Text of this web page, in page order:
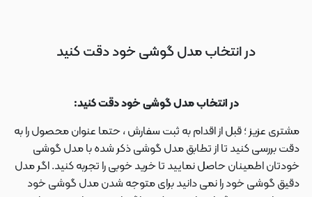
در انتخاب مدل گوشی خود دقت کنید
در انتخاب مدل گوشی خود دقت کنید:
مشتری عزیز ؛ قبل از اقدام به ثبت سفارش ، حتما عنوان محصول را به
دقت بررسی کنید تا از تطابق مدل گوشی ذکر شده با مدل گوشی
خودتان اطمینان حاصل نمایید تا خرید خوبی را تجربه کنید. اگر مدل
دقیق گوشی خود را نمی دانید برای متوجه شدن مدل گوشی خود